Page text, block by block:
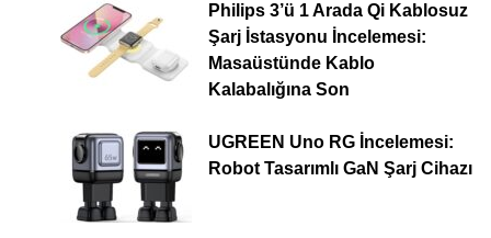
Philips 3’ü 1 Arada Qi Kablosuz
Şarj İstasyonu İncelemesi:
Masaüstünde Kablo
Kalabalığına Son
UGREEN Uno RG İncelemesi:
Robot Tasarımlı GaN Şarj Cihazı